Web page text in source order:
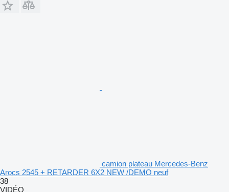
camion plateau Mercedes-Benz
Arocs 2545 + RETARDER 6X2 NEW /DEMO neuf
38
VIDÉO